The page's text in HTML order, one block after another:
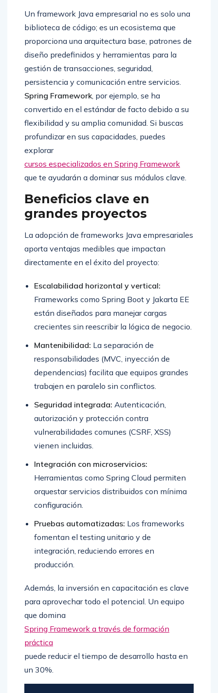
Un framework Java empresarial no es solo una
biblioteca de código; es un ecosistema que
proporciona una arquitectura base, patrones de
diseño predefinidos y herramientas para la
gestión de transacciones, seguridad,
persistencia y comunicación entre servicios.
Spring Framework , por ejemplo, se ha
convertido en el estándar de facto debido a su
flexibilidad y su amplia comunidad. Si buscas
profundizar en sus capacidades, puedes
explorar
cursos especializados en Spring Framework
que te ayudarán a dominar sus módulos clave.
Beneficios clave en
grandes proyectos
La adopción de frameworks Java empresariales
aporta ventajas medibles que impactan
directamente en el éxito del proyecto:
Escalabilidad horizontal y vertical:
Frameworks como Spring Boot y Jakarta EE
están diseñados para manejar cargas
crecientes sin reescribir la lógica de negocio.
Mantenibilidad: La separación de
responsabilidades (MVC, inyección de
dependencias) facilita que equipos grandes
trabajen en paralelo sin conflictos.
Seguridad integrada: Autenticación,
autorización y protección contra
vulnerabilidades comunes (CSRF, XSS)
vienen incluidas.
Integración con microservicios:
Herramientas como Spring Cloud permiten
orquestar servicios distribuidos con mínima
configuración.
Pruebas automatizadas: Los frameworks
fomentan el testing unitario y de
integración, reduciendo errores en
producción.
Además, la inversión en capacitación es clave
para aprovechar todo el potencial. Un equipo
que domina
Spring Framework a través de formación
práctica
puede reducir el tiempo de desarrollo hasta en
un 30%.